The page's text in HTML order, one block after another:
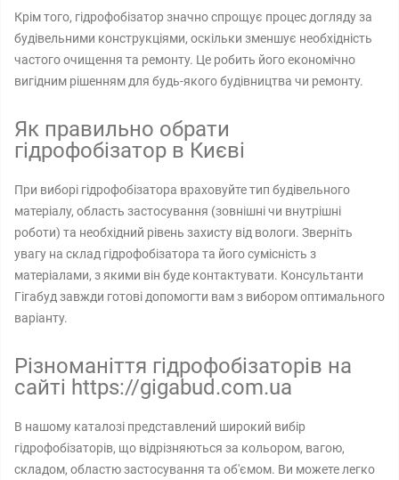
Крім того, гідрофобізатор значно спрощує процес догляду за
будівельними конструкціями, оскільки зменшує необхідність
частого очищення та ремонту. Це робить його економічно
вигідним рішенням для будь-якого будівництва чи ремонту.
Як правильно обрати
гідрофобізатор в Києві
При виборі гідрофобізатора враховуйте тип будівельного
матеріалу, область застосування (зовнішні чи внутрішні
роботи) та необхідний рівень захисту від вологи. Зверніть
увагу на склад гідрофобізатора та його сумісність з
матеріалами, з якими він буде контактувати. Консультанти
Гігабуд завжди готові допомогти вам з вибором оптимального
варіанту.
Різноманіття гідрофобізаторів на
сайті https://gigabud.com.ua
В нашому каталозі представлений широкий вибір
гідрофобізаторів, що відрізняються за кольором, вагою,
складом, областю застосування та об'ємом. Ви можете легко